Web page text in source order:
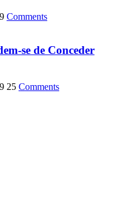
9 Comments
se de Conceder
25 Comments